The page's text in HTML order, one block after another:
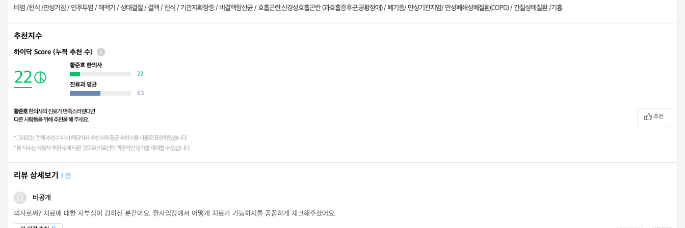
비염 /천식 /만성기침 / 인후두염 / 매핵기 / 성대결절 / 결핵 / 천식 / 기관지확장증 / 비결핵항산균 / 호흡곤란,신경성호흡곤란 (과호흡증후군,공황장애) / 폐기종/ 만성기관지염/ 만성폐쇄성폐질환(COPD) / 간질성폐질환 /기흉
추천지수
하이닥 Score (누적 추천 수)
22
황준호 한의사
22
진료과 평균
63
황준호한의사의 진료가 만족스러웠다면
다른 사람들을 위해 추천을 해 주세요.
추천
* 그래프는 전체 추천수 대비 해당의사 추천수와 평균 추천수를 비율로 표현하였습니다.
* 본 지수는 사용자 추천 수에 따른 것으로 의료진의 객관적인 평가를 대체할 수 없습니다.
리뷰 상세보기 1 건
비공개
의사로써? 치료에 대한 자부심이 강하신 분같아요. 환자입장에서 어떻게 치료가 가능하지를 꼼꼼하게 체크해주셨어요.